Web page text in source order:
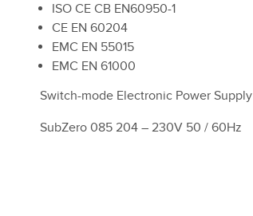
ISO CE CB EN60950-1
CE EN 60204
EMC EN 55015
EMC EN 61000
Switch-mode Electronic Power Supply
SubZero 085 204 – 230V 50 / 60Hz